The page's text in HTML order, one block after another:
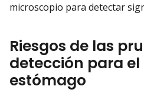
microscopio para detectar
Riesgos de las
detección para
estómago